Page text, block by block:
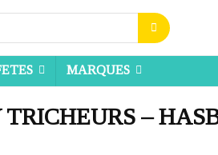
MARQUES
TRICHEURS –